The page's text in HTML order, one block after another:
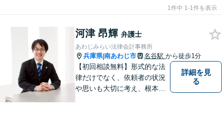
1件中 1-1件を表示
河津 昂輝 弁護士
あわじみらい法律会計事務所
兵庫県|南あわじ市 名谷駅 から徒歩1分
【初回相談無料】形式的な法
律だけでなく、依頼者の状況
や思いも大切に考え、根本的
詳細を見
る